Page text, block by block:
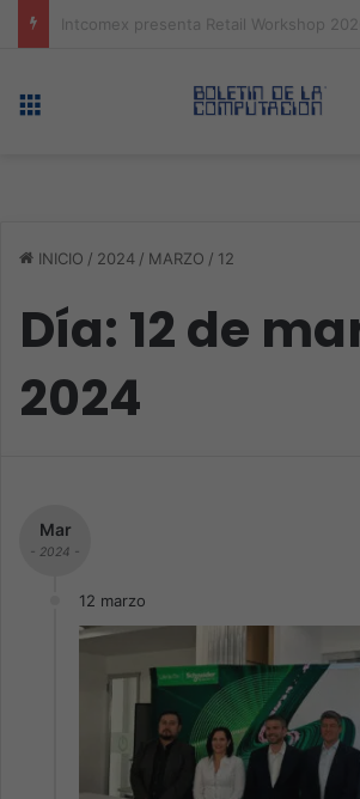
INICIO / 2024 / MARZO / 12
Día: 12 de
2024
Mar
- 2024 -
12 marzo